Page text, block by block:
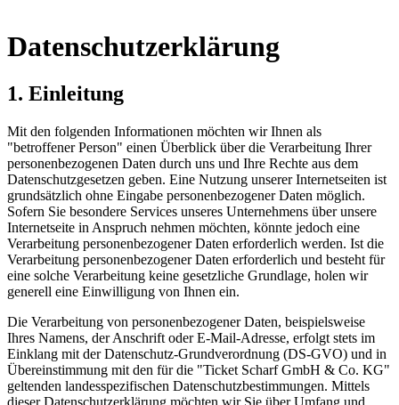
Datenschutzerklärung
1. Einleitung
Mit den folgenden Informationen möchten wir Ihnen als
"betroffener Person" einen Überblick über die Verarbeitung Ihrer
personenbezogenen Daten durch uns und Ihre Rechte aus dem
Datenschutzgesetzen geben. Eine Nutzung unserer Internetseiten ist
grundsätzlich ohne Eingabe personenbezogener Daten möglich.
Sofern Sie besondere Services unseres Unternehmens über unsere
Internetseite in Anspruch nehmen möchten, könnte jedoch eine
Verarbeitung personenbezogener Daten erforderlich werden. Ist die
Verarbeitung personenbezogener Daten erforderlich und besteht für
eine solche Verarbeitung keine gesetzliche Grundlage, holen wir
generell eine Einwilligung von Ihnen ein.
Die Verarbeitung von personenbezogener Daten, beispielsweise
Ihres Namens, der Anschrift oder E-Mail-Adresse, erfolgt stets im
Einklang mit der Datenschutz-Grundverordnung (DS-GVO) und in
Übereinstimmung mit den für die "Ticket Scharf GmbH & Co. KG"
geltenden landesspezifischen Datenschutzbestimmungen. Mittels
dieser Datenschutzerklärung möchten wir Sie über Umfang und